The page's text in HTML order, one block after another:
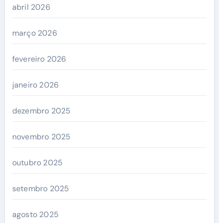
abril 2026
março 2026
fevereiro 2026
janeiro 2026
dezembro 2025
novembro 2025
outubro 2025
setembro 2025
agosto 2025